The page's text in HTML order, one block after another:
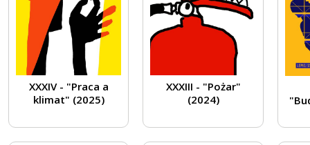
XXXIV - "Praca a
klimat" (2025)
XXXIII - "Pożar"
(2024)